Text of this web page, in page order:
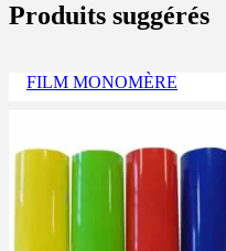
Produits suggérés
FILM MONOMÈRE